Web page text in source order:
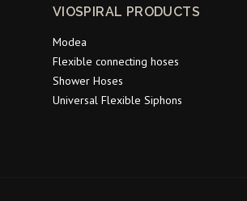
VIOSPIRAL PRODUCTS
Modea
Flexible connecting hoses
Shower Hoses
Universal Flexible Siphons